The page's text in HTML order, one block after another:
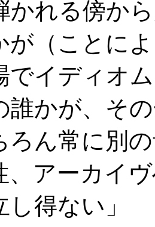
かれる傍か
が（ことに
でイディオ
誰かが、そ
ろん常に別
、アーカイ
得ない」